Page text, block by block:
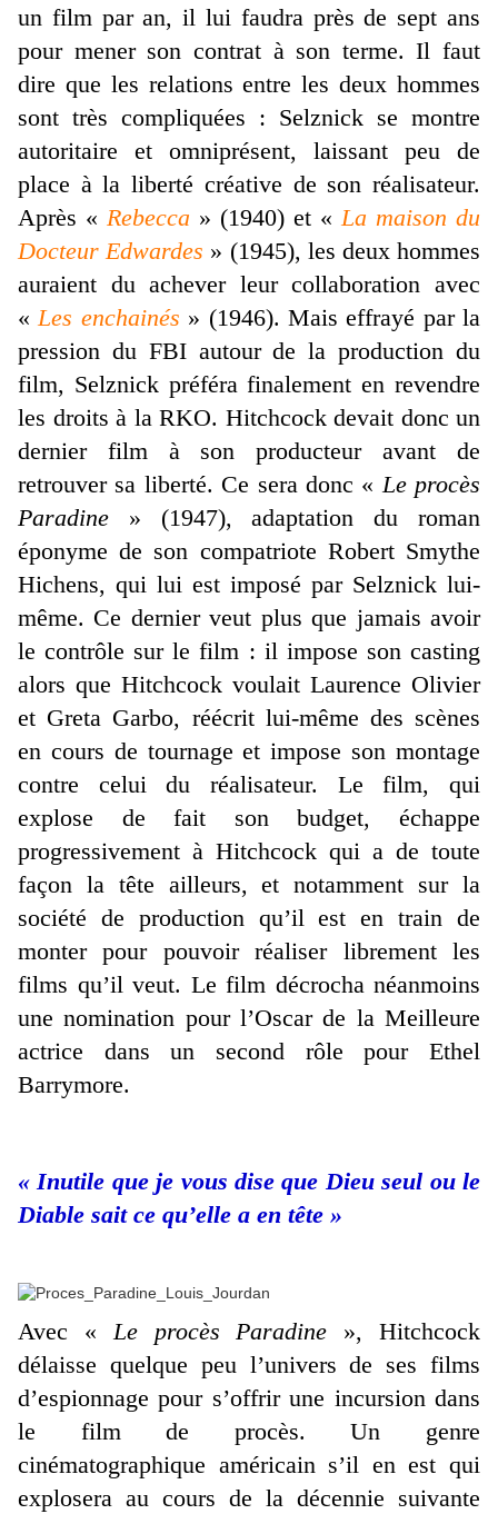
un film par an, il lui faudra près de sept ans
pour mener son contrat à son terme. Il faut
dire que les relations entre les deux hommes
sont très compliquées : Selznick se montre
autoritaire et omniprésent, laissant peu de
place à la liberté créative de son réalisateur.
Après « Rebecca » (1940) et «La maison du
Docteur Edwardes » (1945), les deux hommes
auraient du achever leur collaboration avec
«Les enchainés » (1946). Mais effrayé par la
pression du FBI autour de la production du
film, Selznick préféra finalement en revendre
les droits à la RKO. Hitchcock devait donc un
dernier film à son producteur avant de
retrouver sa liberté. Ce sera donc «Le procès
Paradine » (1947), adaptation du roman
éponyme de son compatriote Robert Smythe
Hichens, qui lui est imposé par Selznick lui-
même. Ce dernier veut plus que jamais avoir
le contrôle sur le film : il impose son casting
alors que Hitchcock voulait Laurence Olivier
et Greta Garbo, réécrit lui-même des scènes
en cours de tournage et impose son montage
contre celui du réalisateur. Le film, qui
explose de fait son budget, échappe
progressivement à Hitchcock qui a de toute
façon la tête ailleurs, et notamment sur la
société de production qu’il est en train de
monter pour pouvoir réaliser librement les
films qu’il veut. Le film décrocha néanmoins
une nomination pour l’Oscar de la Meilleure
actrice dans un second rôle pour Ethel
Barrymore.
« Inutile que je vous dise que Dieu seul ou le
Diable sait ce qu’elle a en tête »
Avec « Le procès Paradine », Hitchcock
délaisse quelque peu l’univers de ses films
d’espionnage pour s’offrir une incursion dans
le film de procès. Un genre
cinématographique américain s’il en est qui
explosera au cours de la décennie suivante